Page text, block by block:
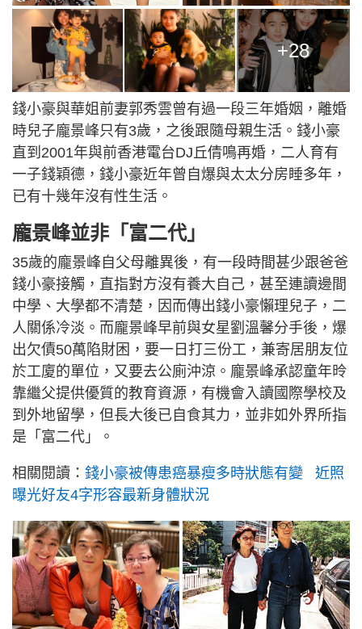
+28
錢小豪與華姐前妻郭秀雲曾有過一段三年婚姻，離婚
時兒子龐景峰只有3歲，之後跟隨母親生活。錢小豪
直到2001年與前香港電台DJ丘倩鳴再婚，二人育有
一子錢穎德，錢小豪近年曾自爆與太太分房睡多年，
已有十幾年沒有性生活。
龐景峰並非「富二代」
35歲的龐景峰自父母離異後，有一段時間甚少跟爸爸
錢小豪接觸，直指對方沒有養大自己，甚至連讀邊間
中學、大學都不清楚，因而傳出錢小豪懶理兒子，二
人關係冷淡。而龐景峰早前與女星劉溫馨分手後，爆
出欠債50萬陷財困，要一日打三份工，兼寄居朋友位
於工廈的單位，又要去公廁沖涼。龐景峰承認童年昤
靠繼父提供優質的教育資源，有機會入讀國際學校及
到外地留學，但長大後已自食其力，並非如外界所指
是「富二代」。
相關閱讀： 錢小豪被傳患癌暴瘦多時狀態有變 近照
曝光好友4字形容最新身體狀況